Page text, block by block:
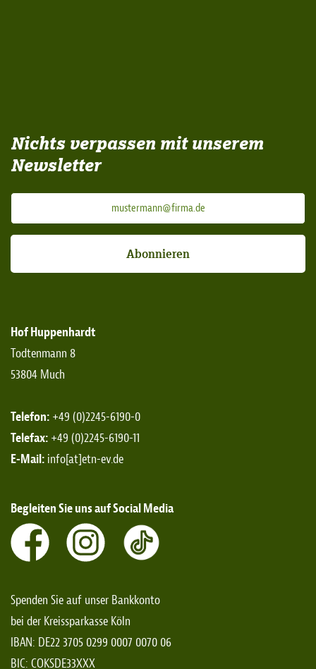
Nichts verpassen mit unserem
Newsletter
Abonnieren
Hof Huppenhardt
Todtenmann 8
53804 Much
Telefon: +49 (0)2245-6190-0
Telefax: +49 (0)2245-6190-11
E-Mail: info[at]etn-ev.de
Begleiten Sie uns auf Social Media
Spenden Sie auf unser Bankkonto
bei der Kreissparkasse Köln
IBAN: DE22 3705 0299 0007 0070 06
BIC: COKSDE33XXX